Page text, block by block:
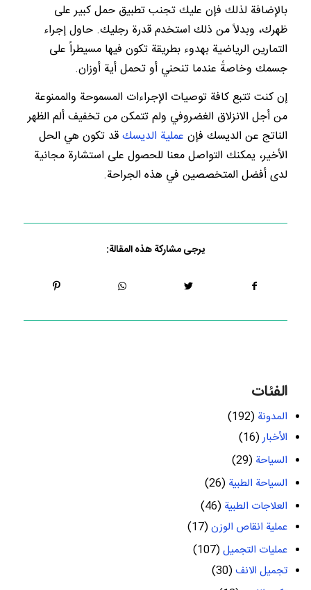
بالإضافة لذلك فإن عليك تجنب تطبيق حمل كبير على
ظهرك، وبدلاً من ذلك استخدم قدرة رجليك. حاول إجراء
التمارين الرياضية بهدوء بطريقة تكون فيها مسيطراً على
جسمك وخاصةً عندما تنحني أو تحمل أية أوزان.
إن كنت تتبع كافة توصيات الإجراءات المسموحة والممنوعة
من أجل الانزلاق الغضروفي ولم تتمكن من تخفيف ألم الظهر
الناتج عن الديسك فإن عملية الديسكقد تكون هي الحل
الأخير، يمكنك التواصل معنا للحصول على استشارة مجانية
لدى أفضل المتخصصين في هذه الجراحة.
يرجى مشاركة هذه المقالة:
الفئات
المدونة (192)
الأخبار(16)
السياحة (29)
السياحة الطبية (26)
العلاجات الطبية (46)
عملية انقاص الوزن(17)
عمليات التجميل(107)
تجميل الانف(30)